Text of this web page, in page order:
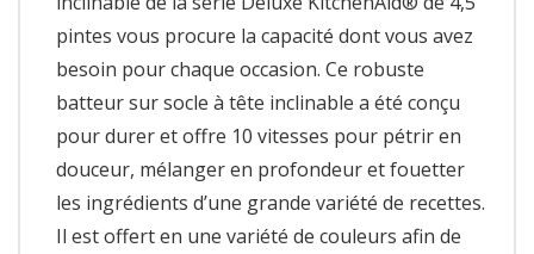
pintes vous procure la capacité dont vous avez
besoin pour chaque occasion. Ce robuste
batteur sur socle à tête inclinable a été conçu
pour durer et offre 10 vitesses pour pétrir en
douceur, mélanger en profondeur et fouetter
les ingrédients d’une grande variété de recettes.
Il est offert en une variété de couleurs afin de